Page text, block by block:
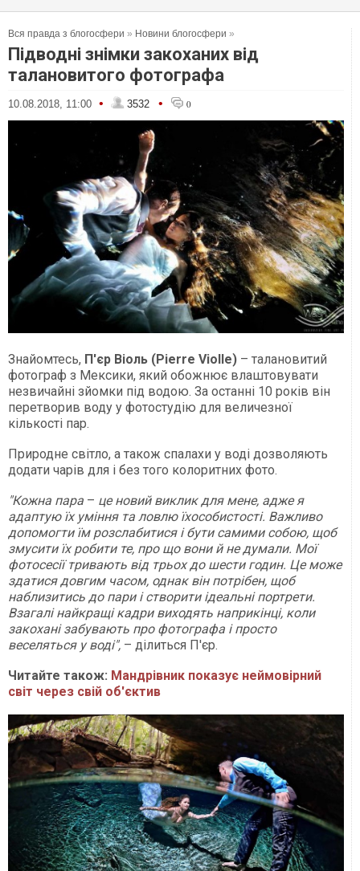
Вся правда з блогосфери » Новини блогосфери »
Підводні знімки закоханих від
талановитого фотографа
10.08.2018, 11:00 • 3532 • 0
Знайомтесь, П'єр Віоль (Pierre Violle) – талановитий
фотограф з Мексики, який обожнює влаштовувати
незвичайні зйомки під водою. За останні 10 років він
перетворив воду у фотостудію для величезної
кількості пар.
Природне світло, а також спалахи у воді дозволяють
додати чарів для і без того колоритних фото.
"Кожна пара – це новий виклик для мене, адже я
адаптую їх уміння та ловлю їхособистості. Важливо
допомогти їм розслабитися і бути самими собою, щоб
змусити їх робити те, про що вони й не думали. Мої
фотосесії тривають від трьох до шести годин. Це може
здатися довгим часом, однак він потрібен, щоб
наблизитись до пари і створити ідеальні портрети.
Взагалі найкращі кадри виходять наприкінці, коли
закохані забувають про фотографа і просто
веселяться у воді", – ділиться П'єр.
Читайте також: Мандрівник показує неймовірний
світ через свій об'єктив